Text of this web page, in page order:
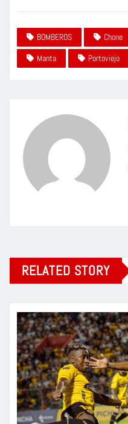
BOMBEROS Chone
Manta
Portoviejo
RELATED STORY